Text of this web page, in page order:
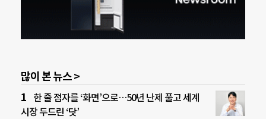
많이 본 뉴스 >
한 줄 점자를 ‘화면’으로…50년 난제 풀고 세계
시장 두드린 ‘닷’